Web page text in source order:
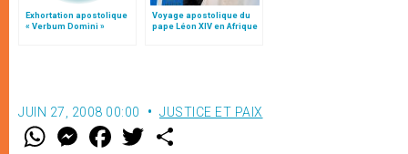
Exhortation apostolique
« Verbum Domini »
Voyage apostolique du
pape Léon XIV en Afrique
JUIN 27, 2008 00:00 JUSTICE ET PAIX
W M
e
F
a w